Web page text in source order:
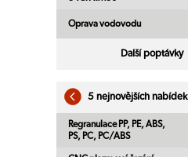
Oprava vodovodu
Další poptávky
5 nejnovějších nabídek
Regranulace PP, PE, ABS,
PS, PC, PC/ABS